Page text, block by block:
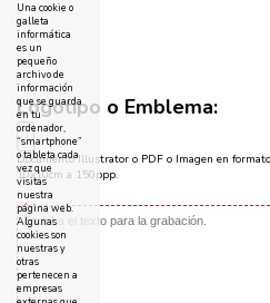
Logotipo o Emblema:
Documento Illustrator o PDF o Imagen en
10x10cm a 150ppp.
Una cookie o
galleta
informática
es un
pequeño
archivo de
información
que se guarda
en tu
ordenador,
“smartphone”
o tableta cada
vez que
visitas
nuestra
página web.
Algunas
cookies son
nuestras y
otras
pertenecen a
empresas